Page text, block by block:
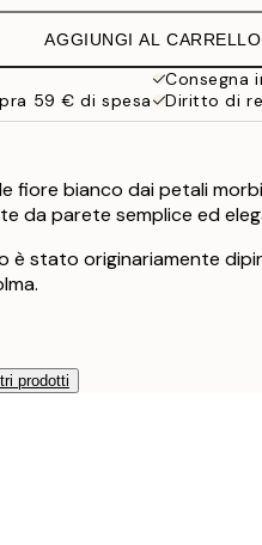
AGGIUNGI AL CARRELLO
Consegna
59 € di spesa
Diritto di
fiore bianco dai petali
da parete semplice ed
è stato originariamente
prodotti